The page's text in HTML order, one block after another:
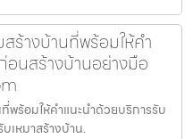
ร้างบ้านที่พร้อมให้คำ
นสร้างบ้านอย่างมือ
พร้อมให้คำแนะนำด้วยบริการรับ
เหมาสร้างบ้าน.